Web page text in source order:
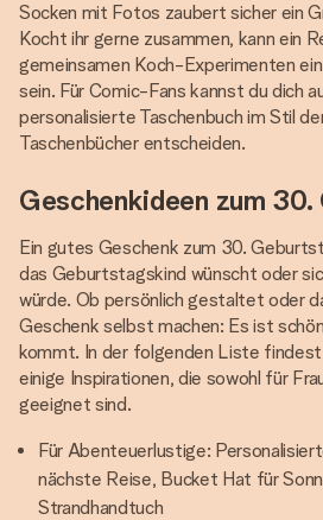
Socken mit Fotos zaubert sicher ein
Kocht ihr gerne zusammen, kann ein
gemeinsamen Koch-Experimenten
sein. Für Comic-Fans kannst du dich
personalisierte Taschenbuch im Stil
Taschenbücher entscheiden.
Geschenkideen zum
Ein gutes Geschenk zum 30.
das Geburtstagskind wünscht oder
würde. Ob persönlich gestaltet oder
Geschenk selbst machen: Es ist
kommt. In der folgenden Liste findest
einige Inspirationen, die sowohl für
geeignet sind.
Für Abenteuerlustige:
nächste Reise, Bucket Hat für
Strandhandtuch